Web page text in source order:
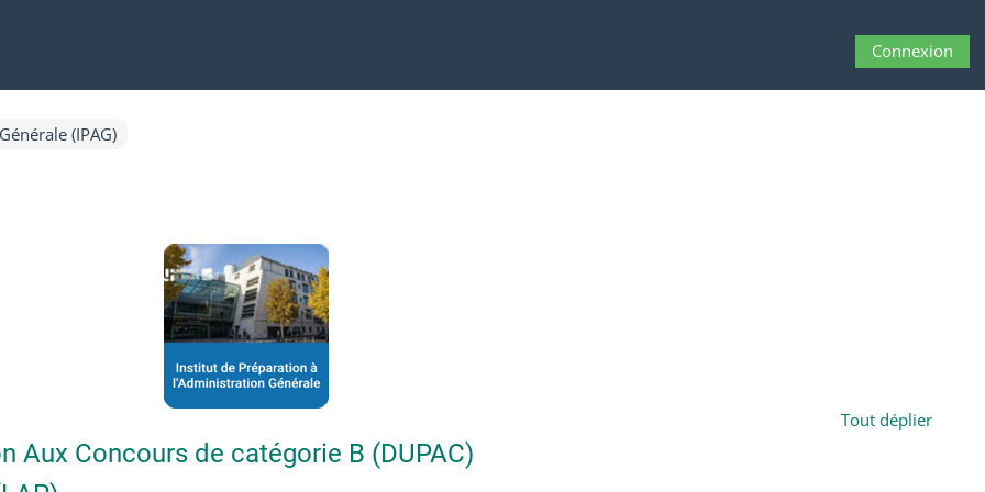
Connexion
(IPAG)
Tout déplier
Aux Concours de catégorie B (DUPAC)